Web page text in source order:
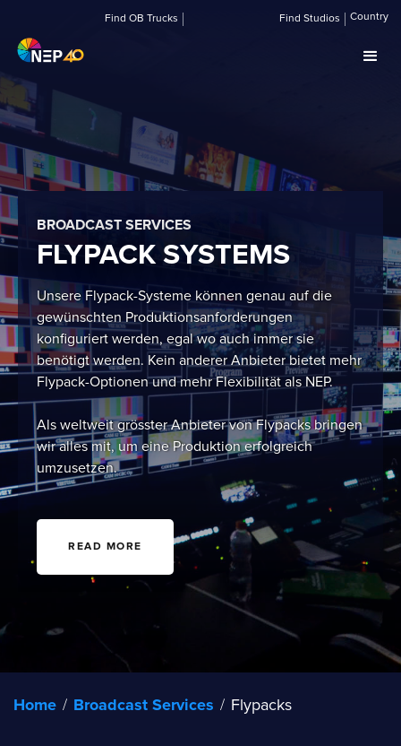
Find OB Trucks Find Studios Country
BROADCAST SERVICES
FLYPACK SYSTEMS
Unsere Flypack-Systeme können genau auf die
gewünschten Produktionsanforderungen
konfiguriert werden, egal wo auch immer sie
benötigt werden. Kein anderer Anbieter bietet mehr
Flypack-Optionen und mehr Flexibilität als NEP.
Als weltweit grösster Anbieter von Flypacks bringen
wir alles mit, um eine Produktion erfolgreich
umzusetzen.
READ MORE
Home / Broadcast Services / Flypacks